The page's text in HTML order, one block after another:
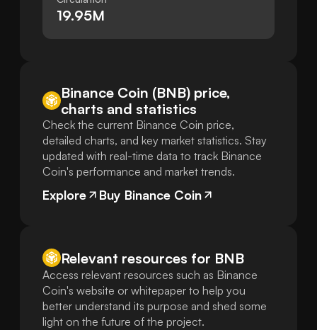
19.95M
Binance Coin (BNB) price,
charts and statistics
Check the current Binance Coin price,
detailed charts, and key market statistics. Stay
updated with real-time data to track Binance
Coin's performance and market trends.
Explore Buy Binance Coin
Relevant resources for BNB
Access relevant resources such as Binance
Coin's website or whitepaper to help you
better understand its purpose and shed some
light on the future of the project.